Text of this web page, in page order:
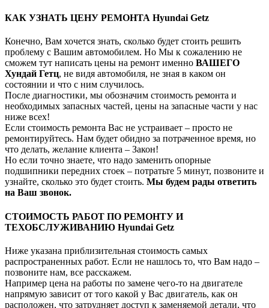
КАК УЗНАТЬ ЦЕНУ РЕМОНТА Hyundai Getz
Конечно, Вам хочется знать, сколько будет стоить решить
проблему с Вашим автомобилем. Но Мы к сожалению не
сможем тут написать цены на ремонт именно ВАШЕГО
Хундай Гетц, не видя автомобиля, не зная в каком он
состоянии и что с ним случилось.
После диагностики, мы обозначим стоимость ремонта и
необходимых запасных частей, цены на запасные части у нас
ниже всех!
Если стоимость ремонта Вас не устраивает – просто не
ремонтируйтесь. Нам будет обидно за потраченное время, но
что делать, желание клиента – Закон!
Но если точно знаете, что надо заменить опорные
подшипники передних стоек – потратьте 5 минут, позвоните и
узнайте, сколько это будет стоить. Мы будем рады ответить
на Ваш звонок.
СТОИМОСТЬ РАБОТ ПО РЕМОНТУ И
ТЕХОБСЛУЖИВАНИЮ Hyundai Getz
Ниже указана приблизительная стоимость самых
распространенных работ. Если не нашлось то, что Вам надо –
позвоните нам, все расскажем.
Например цена на работы по замене чего-то на двигателе
напрямую зависит от того какой у Вас двигатель, как он
расположен, что затрудняет доступ к заменяемой детали, что